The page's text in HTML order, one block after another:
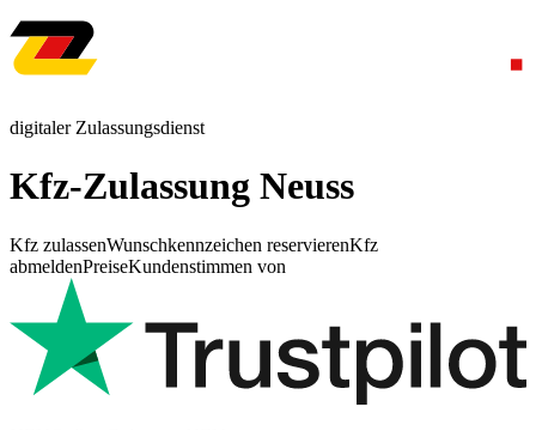
digitaler Zulassungsdienst
Kfz-Zulassung Neuss
Kfz zulassenWunschkennzeichen reservierenKfz
abmeldenPreiseKundenstimmen von